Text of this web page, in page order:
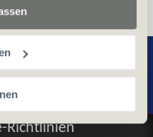
Produkte
Richtlinien